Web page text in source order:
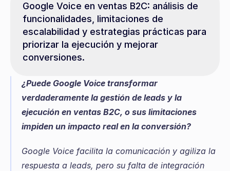
Google Voice en ventas B2C: análisis de
funcionalidades, limitaciones de
escalabilidad y estrategias prácticas para
priorizar la ejecución y mejorar
conversiones.
¿Puede Google Voice transformar
verdaderamente la gestión de leads y la
ejecución en ventas B2C, o sus limitaciones
impiden un impacto real en la conversión?
Google Voice facilita la comunicación y agiliza la
respuesta a leads, pero su falta de integración